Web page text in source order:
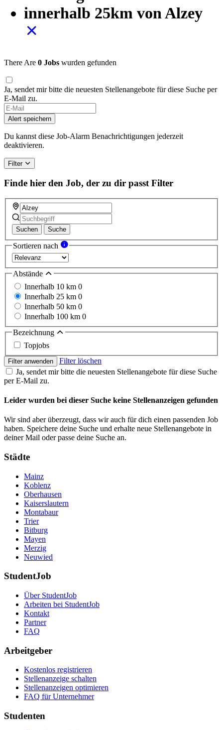
innerhalb 25km von Alzey
There Are 0 Jobs wurden gefunden
Ja, sendet mir bitte die neuesten Stellenangebote für diese Suche per
E-Mail zu.
Alert speichern
Du kannst diese Job-Alarm Benachrichtigungen jederzeit
deaktivieren.
Filter
Finde hier den Job, der zu dir passt Filter
Suchen Suche
Sortieren nach
Abstände
Innerhalb 10 km 0
Innerhalb 25 km 0
Innerhalb 50 km 0
Innerhalb 100 km 0
Bezeichnung
Topjobs
Filter anwenden
Filter löschen
Ja, sendet mir bitte die neuesten Stellenangebote für diese Suche
per E-Mail zu.
Leider wurden bei dieser Suche keine Stellenanzeigen gefunden
Wir sind aber überzeugt, dass wir auch für dich einen passenden Job
haben. Speichere deine Suche und erhalte neue Stellenangebote in
deiner Mail oder passe deine Suche an.
Städte
Mainz
Koblenz
Oberhausen
Kaiserslautern
Montabaur
Trier
Bitburg
Mayen
Merzig
Neuwied
StudentJob
Über StudentJob
Arbeiten bei StudentJob
Kontakt
Partner
FAQ
Arbeitgeber
Kostenlos registrieren
Stellenanzeige schalten
Stellenanzeigen optimieren
FAQ für Unternehmer
Studenten